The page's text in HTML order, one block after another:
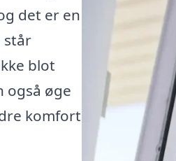
det er en
står
blot
også øge
komfort